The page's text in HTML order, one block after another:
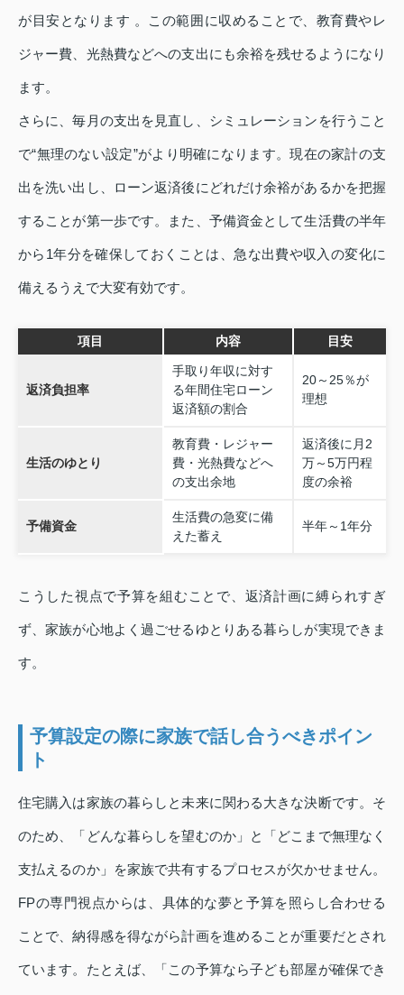
が目安となります 。この範囲に収めることで、教育費やレ
ジャー費、光熱費などへの支出にも余裕を残せるようになり
ます。
さらに、毎月の支出を見直し、シミュレーションを行うこと
で“無理のない設定”がより明確になります。現在の家計の支
出を洗い出し、ローン返済後にどれだけ余裕があるかを把握
することが第一歩です。また、予備資金として生活費の半年
から1年分を確保しておくことは、急な出費や収入の変化に
備えるうえで大変有効です。
項目 内容 目安
返済負担率
手取り年収に対す
る年間住宅ローン
返済額の割合
20～25％が
理想
生活のゆとり
教育費・レジャー
費・光熱費などへ
の支出余地
返済後に月2
万～5万円程
度の余裕
予備資金
生活費の急変に備
えた蓄え
半年～1年分
こうした視点で予算を組むことで、返済計画に縛られすぎ
ず、家族が心地よく過ごせるゆとりある暮らしが実現できま
す。
予算設定の際に家族で話し合うべきポイン
ト
住宅購入は家族の暮らしと未来に関わる大きな決断です。そ
のため、「どんな暮らしを望むのか」と「どこまで無理なく
支払えるのか」を家族で共有するプロセスが欠かせません。
FPの専門視点からは、具体的な夢と予算を照らし合わせる
ことで、納得感を得ながら計画を進めることが重要だとされ
ています。たとえば、「この予算なら子ども部屋が確保でき